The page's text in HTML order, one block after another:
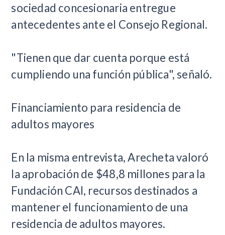
sociedad concesionaria entregue
antecedentes ante el Consejo Regional.
"Tienen que dar cuenta porque está
cumpliendo una función pública", señaló.
Financiamiento para residencia de
adultos mayores
En la misma entrevista, Arecheta valoró
la aprobación de $48,8 millones para la
Fundación CAI, recursos destinados a
mantener el funcionamiento de una
residencia de adultos mayores.